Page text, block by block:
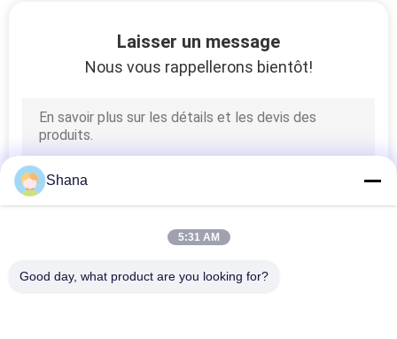
Tableau d'écriture
LCD
Affichage étiré
d'affichage à
cristaux liquides de
8
Laisser un message
Nous vous rappellerons bientôt!
Shana
5:31 AM
Good day, what product are you looking for?